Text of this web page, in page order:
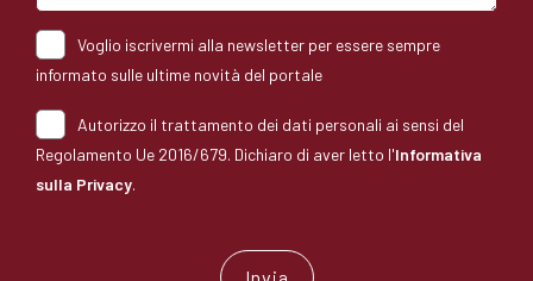
Voglio iscrivermi alla newsletter per essere sempre
informato sulle ultime novità del portale
Autorizzo il trattamento dei dati personali ai sensi del
Regolamento Ue 2016/679. Dichiaro di aver letto l'Informativa
sulla Privacy.